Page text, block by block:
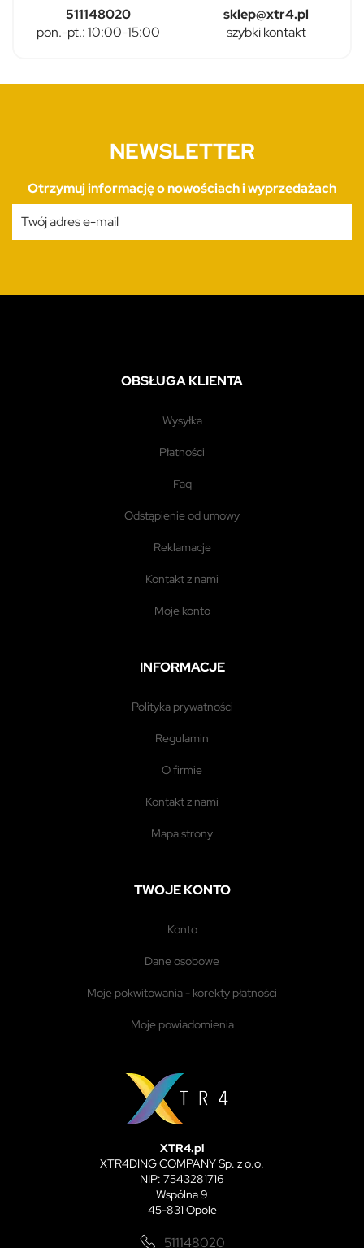
511148020
pon.-pt.: 10:00-15:00
sklep@xtr4.pl
szybki kontakt
NEWSLETTER
Otrzymuj informację o nowościach i wyprzedażach
OBSŁUGA KLIENTA
wysyłka
płatności
faq
odstąpienie od umowy
reklamacje
kontakt z nami
moje konto
INFORMACJE
polityka prywatności
regulamin
o firmie
kontakt z nami
mapa strony
TWOJE KONTO
konto
dane osobowe
moje pokwitowania - korekty płatności
moje powiadomienia
XTR4.pl
XTR4DING COMPANY Sp. z o.o.
NIP: 7543281716
Wspólna 9
45-831 Opole
511148020